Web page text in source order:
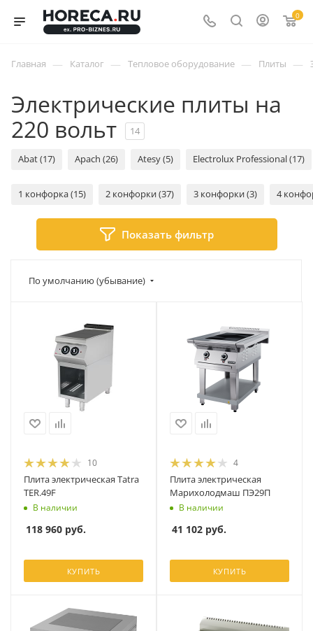
0
Главная — Каталог — Тепловое оборудование — Плиты —
Электрические плиты на
220 вольт
14
Abat (17) Apach (26) Atesy (5) Electrolux Professional (17)
1 конфорка (15) 2 конфорки (37) 3 конфорки (3) 4
Показать фильтр
По умолчанию (убывание)
10
Плита электрическая Tatra
TER.49F
В наличии
118 960 руб.
КУПИТЬ
4
Плита электрическая
Марихолодмаш ПЭ29П
В наличии
41 102 руб.
КУПИТЬ